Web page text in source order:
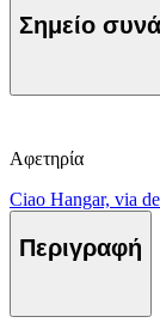
Σημείο
Αφετηρία
Ciao Hangar, via
Περιγραφή